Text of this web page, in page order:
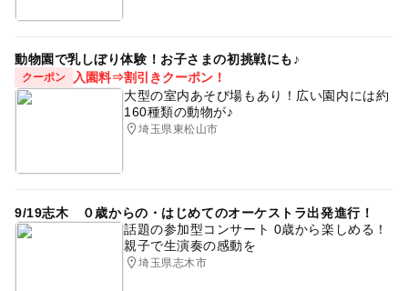
動物園で乳しぼり体験！お子さまの初挑戦にも♪
クーポン
入園料⇒割引きクーポン！
大型の室内あそび場もあり！広い園内には約
160種類の動物が♪
埼玉県東松山市
9/19志木 ０歳からの・はじめてのオーケストラ出発進行！
話題の参加型コンサート 0歳から楽しめる！
親子で生演奏の感動を
埼玉県志木市